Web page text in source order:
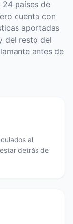
24 países de
cuenta con
aportadas
del resto del
antes de
al
detrás de